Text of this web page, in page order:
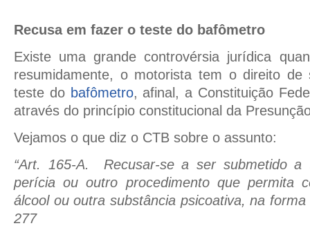
Recusa em fazer o teste do bafômetro
Existe uma grande controvérsia jurídica
resumidamente, o motorista tem o direito
teste do bafômetro, afinal, a Constituição
através do princípio constitucional da
Vejamos o que diz o CTB sobre o assunto:
“Art. 165-A. Recusar-se a ser submetido a
perícia ou outro procedimento que permita
álcool ou outra substância psicoativa, na
277